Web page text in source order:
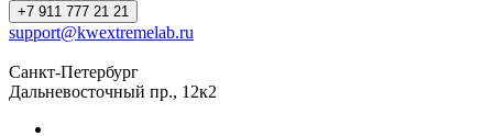
+7 911 777 21 21
support@kwextremelab.ru
Санкт-Петербург
Дальневосточный пр., 12к2